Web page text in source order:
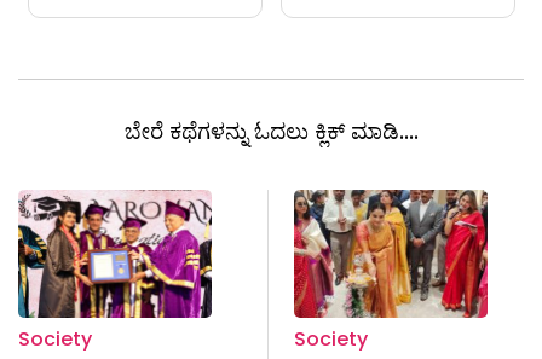
ಬೇರೆ ಕಥೆಗಳನ್ನು ಓದಲು ಕ್ಲಿಕ್ ಮಾಡಿ....
Society
Society